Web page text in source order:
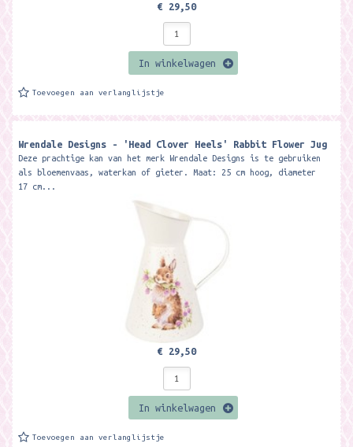
€ 29,50
In winkelwagen
Toevoegen aan verlanglijstje
Wrendale Designs - 'Head Clover Heels' Rabbit Flower Jug
Deze prachtige kan van het merk Wrendale Designs is te gebruiken
als bloemenvaas, waterkan of gieter. Maat: 25 cm hoog, diameter
17 cm...
€ 29,50
In winkelwagen
Toevoegen aan verlanglijstje